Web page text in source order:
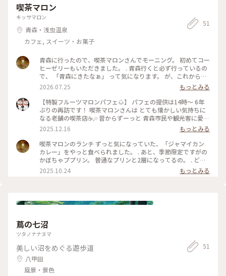
だわでしょうか。 あっぷるぱいとあめりかんを注文。 「シナ
モンは自分のお好みでかけて下さい。手で掴んでどうぞ」とで
てきたあっぷるぱいの生地はサクサクで、りんごも甘すぎずと
ても美味しかったです。 店内には弘前の四季を写した写真も飾
られており、その写真の販売やポストカードも売られていまし
た。 もしかしてコーヒーを入れてくださった店主さんが撮っ
てしまいました。 さて、出発までもう少し時間があるので、弘
前の建築と弘前カトリック教会のステンドグラスを見に行こう
と思います。 #私のことりっぷ旅 #秋さんぽ #青森 #弘前 #弘前
城 #可否屋葡瑠満 #アップルパイ #カウンターは #常連さんの
席
喫茶マロン
キッサマロン
青森・浅虫温泉
カフェ, スイーツ・お菓子
51
青森に行ったので、喫茶マロンさんでモーニング。 初めてコー
ヒーゼリーもいただきました。 . 青森行くと必ず行っているの
で、 「青森にきたなぁ」 って気になります。 が、これから帰
る所です😅
2026.07.25
もっとみる
【特製フルーツマロンパフェ🌰】 パフェの提供は14時〜 6年
ぶりの再訪です！ 喫茶マロンさんは とても懐かしい気持ちに
なる老舗の喫茶店☕𓈒𓏸︎︎︎︎ 昔からずーっと 青森市民や観光客に愛さ
れています❤️ * フルーツと幸せがたっぷりもりもり！ はみ出
す・飛び出す・スペクタクルな３D😆 フルーツが暴れるアクロ
バットパフェです🤸🏼‍♀️💕 これ☝️6年前よりもめっちゃパワーア
ップ😳 いったい何種類のフルーツが使われているのかしら 旬
の青森りんごが使われていて嬉しかった⤴︎︎⤴︎🍎 * 写真３枚目は
パフェの裏側 裏まで美しくてうっとり🥹 生クリームと一緒に
あんこが添えられて 中には抹茶アイスが入っていました💚 グ
ルーツパフェの予約を入れました！ * 当日 あちこちでゆっく
とお店に電話を入れました すると｢もう作りますよ〜 お気をつ
けて｣と優しいお言葉。 * 🎄クリスマスツリーの傍らの 落ち着
いたソファー席に案内されました。 店内のアンティーク雑貨
などを見て過ごしていると 程なく 素晴らしーいパフェが登場
しました 喫茶マロンさんは 何度も訪れたくなる あたたかい接
客の喫茶店です❤️ * 喫茶マロンさんで ぜひぜひ 特製フルーツ
マロンパフェを召し上がれ🪄➰⭐️ * #しろいあおもり❄️⑦ つづ
2025.12.16
もっとみる
喫茶マロンのランチ ずっと気になっていた、「ジャマイカン
カレー」をやっと食べられました。 . あと、季節限定ですがの
かぼちゃププリン。 普通なプリンと2層になってるの。 . どち
らも食べられて満足です。
2025.10.24 もっとみる
蔦の七沼
ツタノナナヌマ
美しい沼をめぐる遊歩道
八甲田
風景・景色
51